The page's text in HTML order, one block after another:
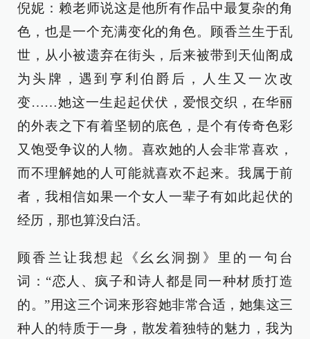
倪妮：赖老师说这是他所有作品中最复杂的角
色，也是一个充满变化的角色。顾香兰生于乱
世，从小被遗弃在街头，后来被带到天仙阁成
为头牌，遇到亨利伯爵后，人生又一次改
变……她这一生起起伏伏，爱恨交织，在华丽
的外表之下有着坚韧的底色，是个有传奇色彩
又饱受争议的人物。喜欢她的人会非常喜欢，
而不理解她的人可能就喜欢不起来。我属于前
者，我相信如果一个女人一辈子有如此起伏的
经历，那也算没白活。
顾香兰让我想起《幺幺洞捌》里的一句台
词：“恋人、疯子和诗人都是同一种材质打造
的。”用这三个词来形容她非常合适，她集这三
种人的特质于一身，散发着独特的魅力，我为